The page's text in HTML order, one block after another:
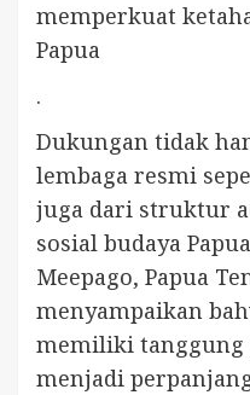
memperkuat
Papua
.
Dukungan tidak
lembaga resmi
juga dari struktur
sosial budaya
Meepago, Papua
menyampaikan
memiliki
menjadi